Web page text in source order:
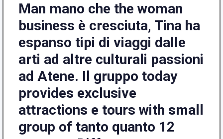
Man mano che the woman
business è cresciuta, Tina ha
espanso tipi di viaggi dalle
arti ad altre culturali passioni
ad Atene. Il gruppo today
provides exclusive
attractions e tours with small
group of tanto quanto 12